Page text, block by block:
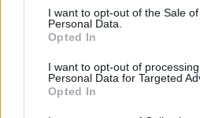
consent section.
I want to opt-out of the Sale
Personal Data.
Opted In
I want to opt-out of
Personal Data for Targeted
Opted In
tükröződés elméletét és
két fogalom vizsgálatához
való viszonyukban. Korábbi
térélményhez kapcsolódott,